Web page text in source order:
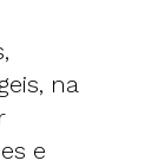
na
e